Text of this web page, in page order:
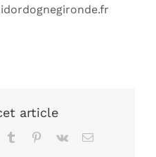
article